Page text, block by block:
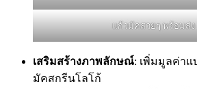
แก้วมัคสวยๆ พร้อมส่ง
เสริมสร้างภาพลักษณ์: เพิ่มมูลค่า
มัคสกรีนโลโก้